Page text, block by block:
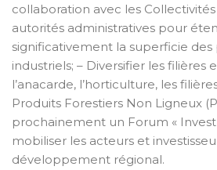
collaboration avec les
autorités administratives pour
significativement la superficie des
industriels; – Diversifier les filières
l’anacarde, l’horticulture, les
Produits Forestiers Non Ligneux
prochainement un Forum « Invest
mobiliser les acteurs et
développement régional.